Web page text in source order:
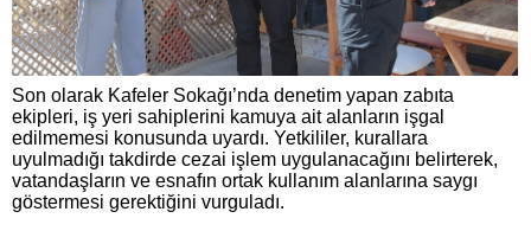
Son olarak Kafeler Sokağı’nda denetim yapan zabıta
ekipleri, iş yeri sahiplerini kamuya ait alanların işgal
edilmemesi konusunda uyardı. Yetkililer, kurallara
uyulmadığı takdirde cezai işlem uygulanacağını belirterek,
vatandaşların ve esnafın ortak kullanım alanlarına saygı
göstermesi gerektiğini vurguladı.